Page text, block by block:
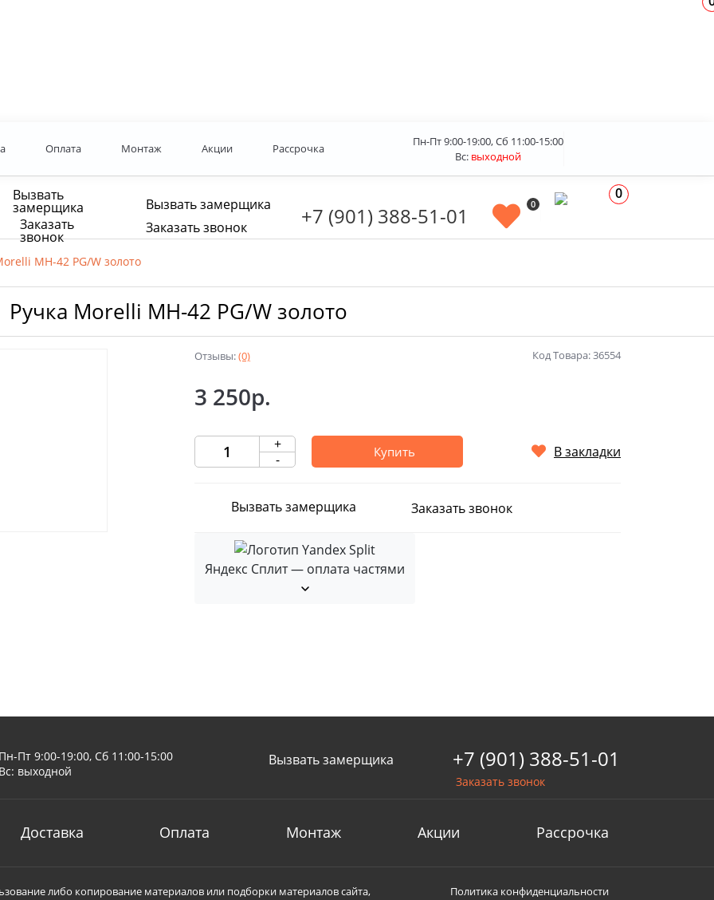
Оплата Монтаж Акции Рассрочка
Пн-Пт 9:00-19:00, Сб 11:00-15:00
Вс: выходной
Вызвать
замерщика
Заказать
звонок
Вызвать замерщика
Заказать звонок
+7 (901) 388-51-01 0
0
MH-42 PG/W золото
Ручка Morelli MH-42 PG/W золото
Отзывы:(0) Код Товара: 36554
3 250р.
+
-
Купить В закладки
Вызвать замерщика Заказать звонок
Яндекс Сплит — оплата частями
Пн-Пт 9:00-19:00, Сб 11:00-15:00
Вс: выходной
Вызвать замерщика +7 (901) 388-51-01
Заказать звонок
Доставка Оплата Монтаж Акции Рассрочка
либо копирование материалов или подборки материалов сайта,
Политика конфиденциальности